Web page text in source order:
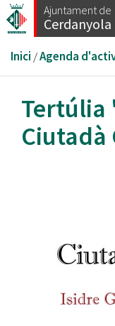
Vés
al
Ajuntament de
Cerdanyola
Esteu
aquí
Inici /Agenda
Tertúlia
Ciutadà